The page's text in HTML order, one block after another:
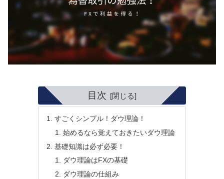
目次
すごくシンプル！ダウ理論！
始めるなら覚えておきたいダウ理論
基礎知識は必ず必要！
ダウ理論はFXの基礎
ダウ理論の仕組み